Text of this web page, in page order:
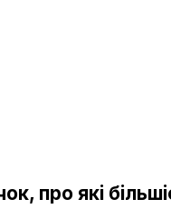
про які